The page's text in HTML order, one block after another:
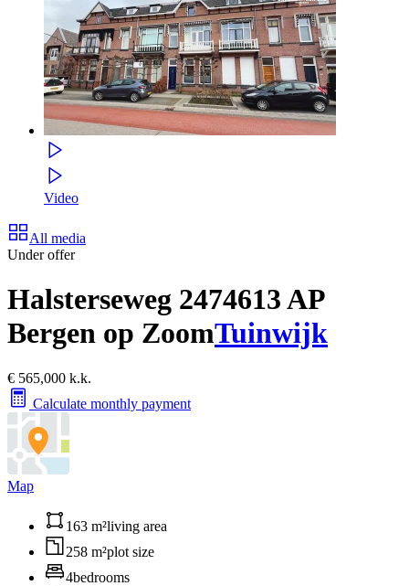
Video
All media
Under offer
Halsterseweg 2474613 AP
Bergen op ZoomTuinwijk
€ 565,000 k.k.
Calculate monthly payment
Map
163 m²living area
258 m²plot size
4bedrooms